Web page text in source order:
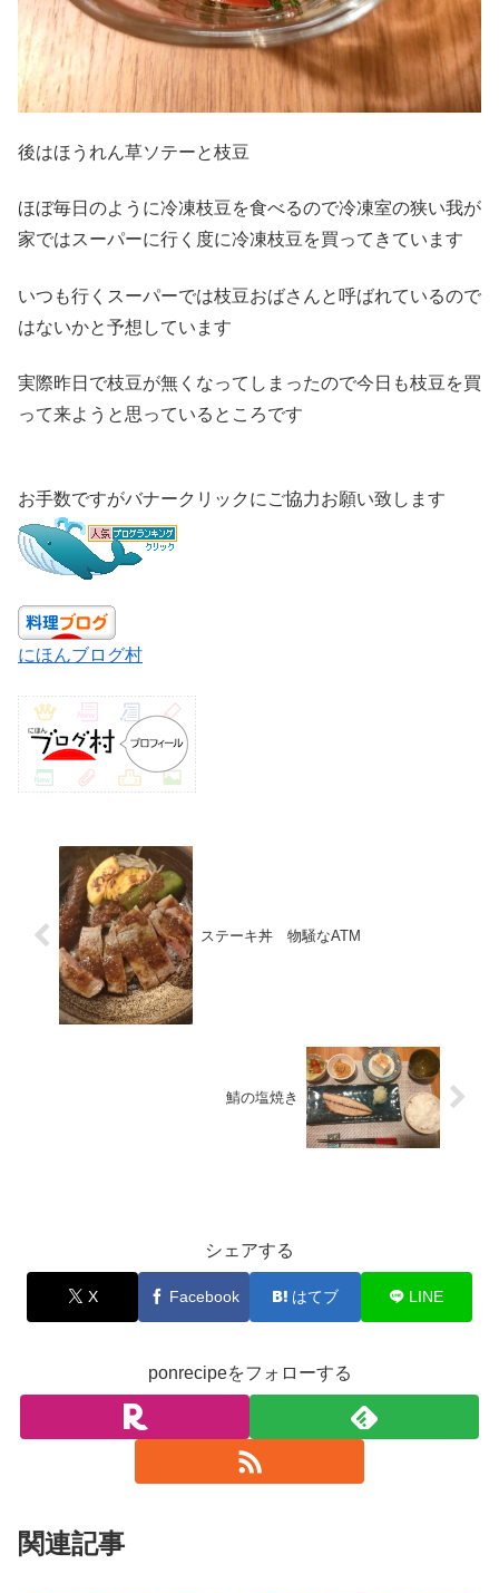
後はほうれん草ソテーと枝豆
ほぼ毎日のように冷凍枝豆を食べるので冷凍室の狭い我が
家ではスーパーに行く度に冷凍枝豆を買ってきています
いつも行くスーパーでは枝豆おばさんと呼ばれているので
はないかと予想しています
実際昨日で枝豆が無くなってしまったので今日も枝豆を買
って来ようと思っているところです
お手数ですがバナークリックにご協力お願い致します
にほんブログ村
ステーキ丼 物騒なATM
鯖の塩焼き
シェアする
X Facebook はてブ LINE
ponrecipeをフォローする
関連記事